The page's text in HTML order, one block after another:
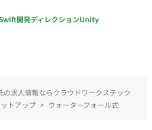
開発ディレクションUnity
の求人情報ならクラウドワークステック
トアップ > ウォーターフォール式